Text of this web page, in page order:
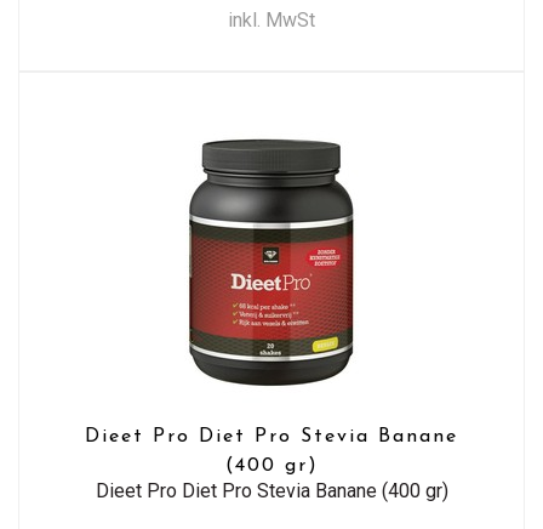
inkl. MwSt
Dieet Pro Diet Pro Stevia Banane
(400 gr)
Dieet Pro Diet Pro Stevia Banane (400 gr)